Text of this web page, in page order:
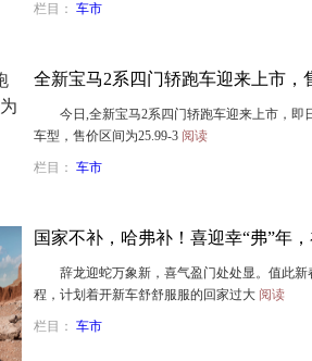
栏目： 车市
全新宝马2系四门轿跑车迎来上市，
今日,全新宝马2系四门轿跑车迎来上市，即
车型，售价区间为25.99-3 阅读
栏目： 车市
国家不补，哈弗补！喜迎幸“弗”年
辞龙迎蛇万象新，喜气盈门处处显。值此新
程，计划着开新车舒舒服服的回家过大 阅读
栏目： 车市